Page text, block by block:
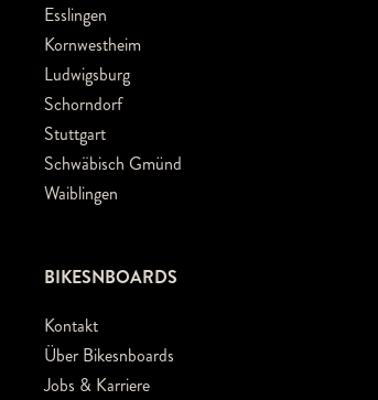
Esslingen
Kornwestheim
Ludwigsburg
Schorndorf
Stuttgart
Schwäbisch Gmünd
Waiblingen
BIKESNBOARDS
Kontakt
Über Bikesnboards
Jobs & Karriere